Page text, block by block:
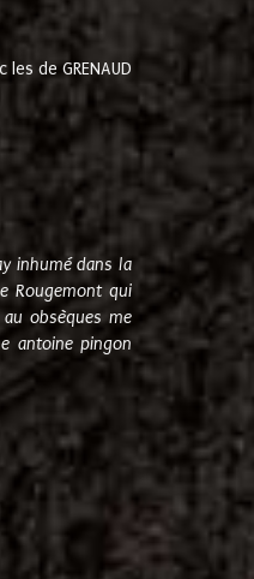
de GRENAUD
inhumé dans la
Rougemont qui
obsèques me
antoine pingon